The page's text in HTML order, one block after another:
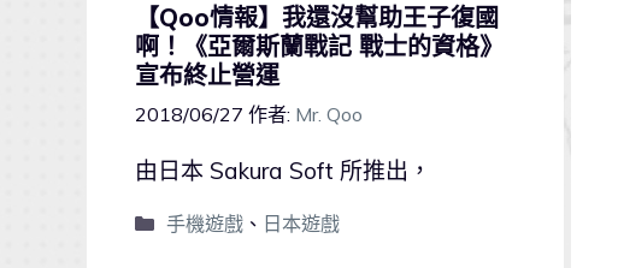
【Qoo情報】我還沒幫助王子復國
啊！《亞爾斯蘭戰記 戰士的資格》
宣布終止營運
2018/06/27 作者: Mr. Qoo
由日本 Sakura Soft 所推出，
手機遊戲、 日本遊戲